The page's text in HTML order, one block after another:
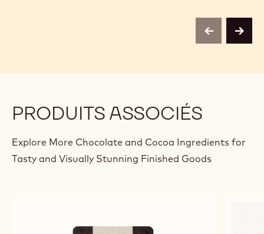
previousnext
PRODUITS ASSOCIÉS
Explore More Chocolate and Cocoa Ingredients for
Tasty and Visually Stunning Finished Goods